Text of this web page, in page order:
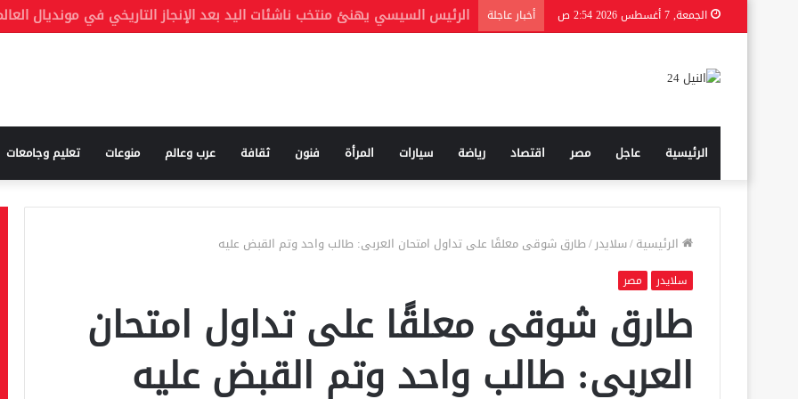
الجمعة, 7 أغسطس 2026 2:54 ص أخبار عاجلة
الرئيسية عاجل مصر اقتصاد رياضة سيارات المرأة فنون ثقافة عرب وعالم منوعات تعليم وجامعات
الرئيسية/سلايدر/طارق شوقى معلقًا على تداول امتحان العربى: طالب واحد وتم القبض عليه
سلايدر مصر
طارق شوقى معلقًا على تداول امتحان
العربى: طالب واحد وتم القبض عليه